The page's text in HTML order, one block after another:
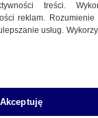
treści.
reklam.
usług.
Akceptuję